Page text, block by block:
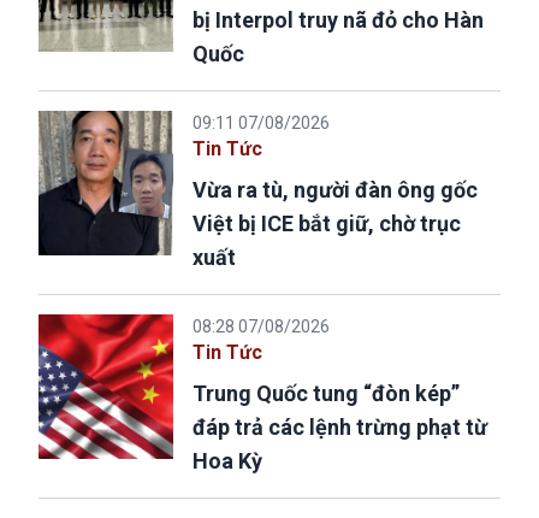
bị Interpol truy nã đỏ cho Hàn
Quốc
09:11 07/08/2026
Tin Tức
Vừa ra tù, người đàn ông gốc
Việt bị ICE bắt giữ, chờ trục
xuất
08:28 07/08/2026
Tin Tức
Trung Quốc tung “đòn kép”
đáp trả các lệnh trừng phạt từ
Hoa Kỳ